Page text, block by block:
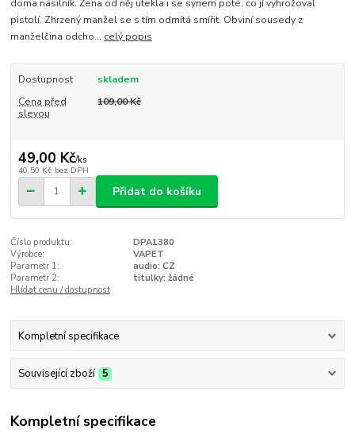
doma násilník. Žena od něj utekla i se synem poté, co jí vyhrožoval
pistolí. Zhrzený manžel se s tím odmítá smířit. Obviní sousedy z
manželčina odcho... celý popis
Dostupnost
skladem
Cena před
slevou
109,00 Kč
49,00 Kč/ks
40,50 Kč bez DPH
Přidat do košíku
Číslo produktu:
DPA1380
Výrobce:
VAPET
Parametr 1:
audio: CZ
Parametr 2:
titulky: žádné
Hlídat cenu / dostupnost
Kompletní specifikace
Související zboží 5
Kompletní specifikace